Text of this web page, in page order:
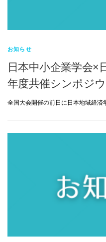
お知らせ
日本中小企業学会×
年度共催シンポジ
全国大会開催の前日に日本地域経